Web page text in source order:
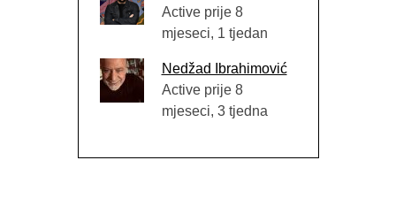
Active prije 8
mjeseci, 1 tjedan
Nedžad Ibrahimović
Active prije 8
mjeseci, 3 tjedna